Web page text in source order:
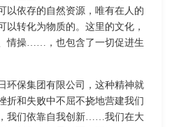
以依存的自然资源，唯有在人的
以转化为物质的。这里的文化，
情操……，也包含了一切促进生
环保集团有限公司，这种精神就
折和失败中不屈不挠地营建我们
我们依靠自我创新……我们在大